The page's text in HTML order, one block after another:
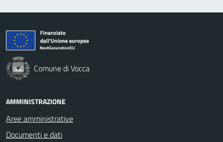
Comune di Vocca
AMMINISTRAZIONE
Aree amministrative
Documenti e dati